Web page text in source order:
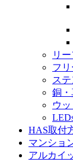
リ
フ
ス
銅
ウ
HAS取付
マンショ
アルカイ